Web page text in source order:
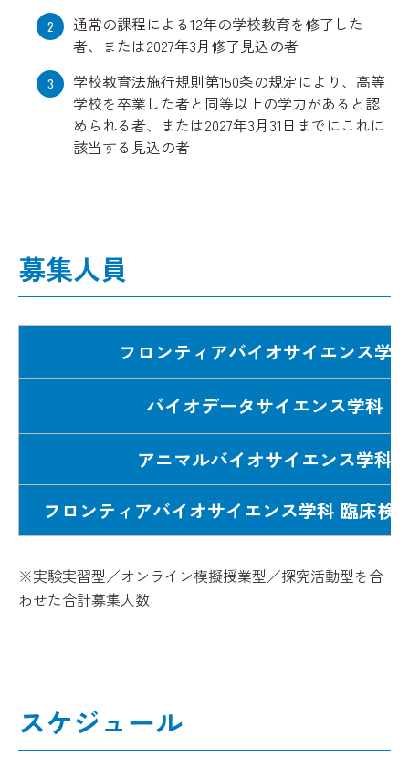
通常の課程による12年の学校教育を修了した
者、または2027年3月修了見込の者
学校教育法施行規則第150条の規定により、高等
学校を卒業した者と同等以上の学力があると認
められる者、または2027年3月31日までにこれに
該当する見込の者
募集人員
フロンティアバイオサイエンス学
バイオデータサイエンス学科
アニマルバイオサイエンス学科
フロンティアバイオサイエンス学科 臨床検
※実験実習型／オンライン模擬授業型／探究活動型を合
わせた合計募集人数
スケジュール